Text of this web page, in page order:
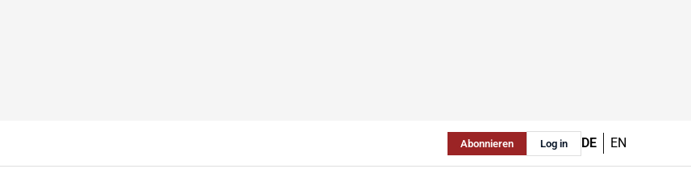
Abonnieren Log in DE EN